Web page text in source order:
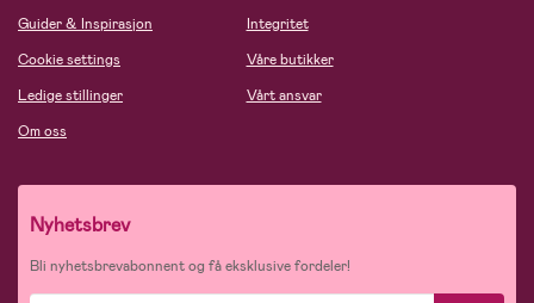
Guider & Inspirasjon
Cookie settings
Ledige stillinger
Om oss
Integritet
Våre butikker
Vårt ansvar
Nyhetsbrev
Bli nyhetsbrevabonnent og få eksklusive fordeler!